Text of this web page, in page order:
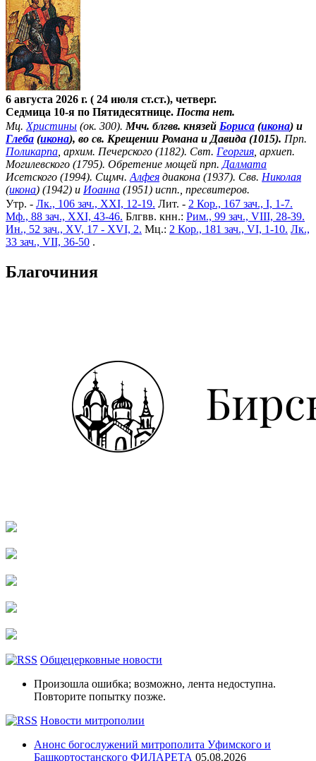
6 августа 2026 г. ( 24 июля ст.ст.), четверг.
Седмица 10-я по Пятидесятнице. Поста нет.
Мц. Христины (ок. 300). Мчч. блгвв. князей Бориса (икона) и
Глеба (икона), во св. Крещении Романа и Давида (1015). Прп.
Поликарпа , архим. Печерского (1182). Свт. Георгия , архиеп.
Могилевского (1795). Обретение мощей прп. Далмата
Исетского (1994). Сщмч. Алфея диакона (1937). Свв. Николая
(икона) (1942) и Иоанна (1951) испп., пресвитеров.
Утр. - Лк., 106 зач., XXI, 12-19. Лит. - 2 Кор., 167 зач., I, 1-7.
Мф., 88 зач., XXI, 43-46. Блгвв. кнн.: Рим., 99 зач., VIII, 28-39.
Ин., 52 зач., XV, 17 - XVI, 2. Мц.: 2 Кор., 181 зач., VI, 1-10. Лк.,
33 зач., VII, 36-50 .
Благочиния
Общецерковные новости
Произошла ошибка; возможно, лента недоступна.
Повторите попытку позже.
Новости митрополии
Анонс богослужений митрополита Уфимского и
Башкортостанского ФИЛАРЕТА 05.08.2026